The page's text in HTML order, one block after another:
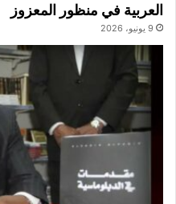
العربية في منظور المعزوز
9 يونيو، 2026